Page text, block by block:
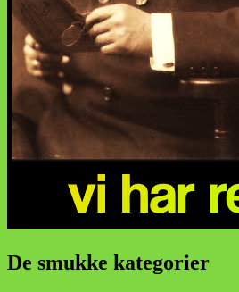
De smukke kategorier